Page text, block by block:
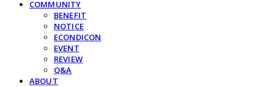
COMMUNITY
BENEFIT
NOTICE
ECONDICON
EVENT
REVIEW
Q&A
ABOUT